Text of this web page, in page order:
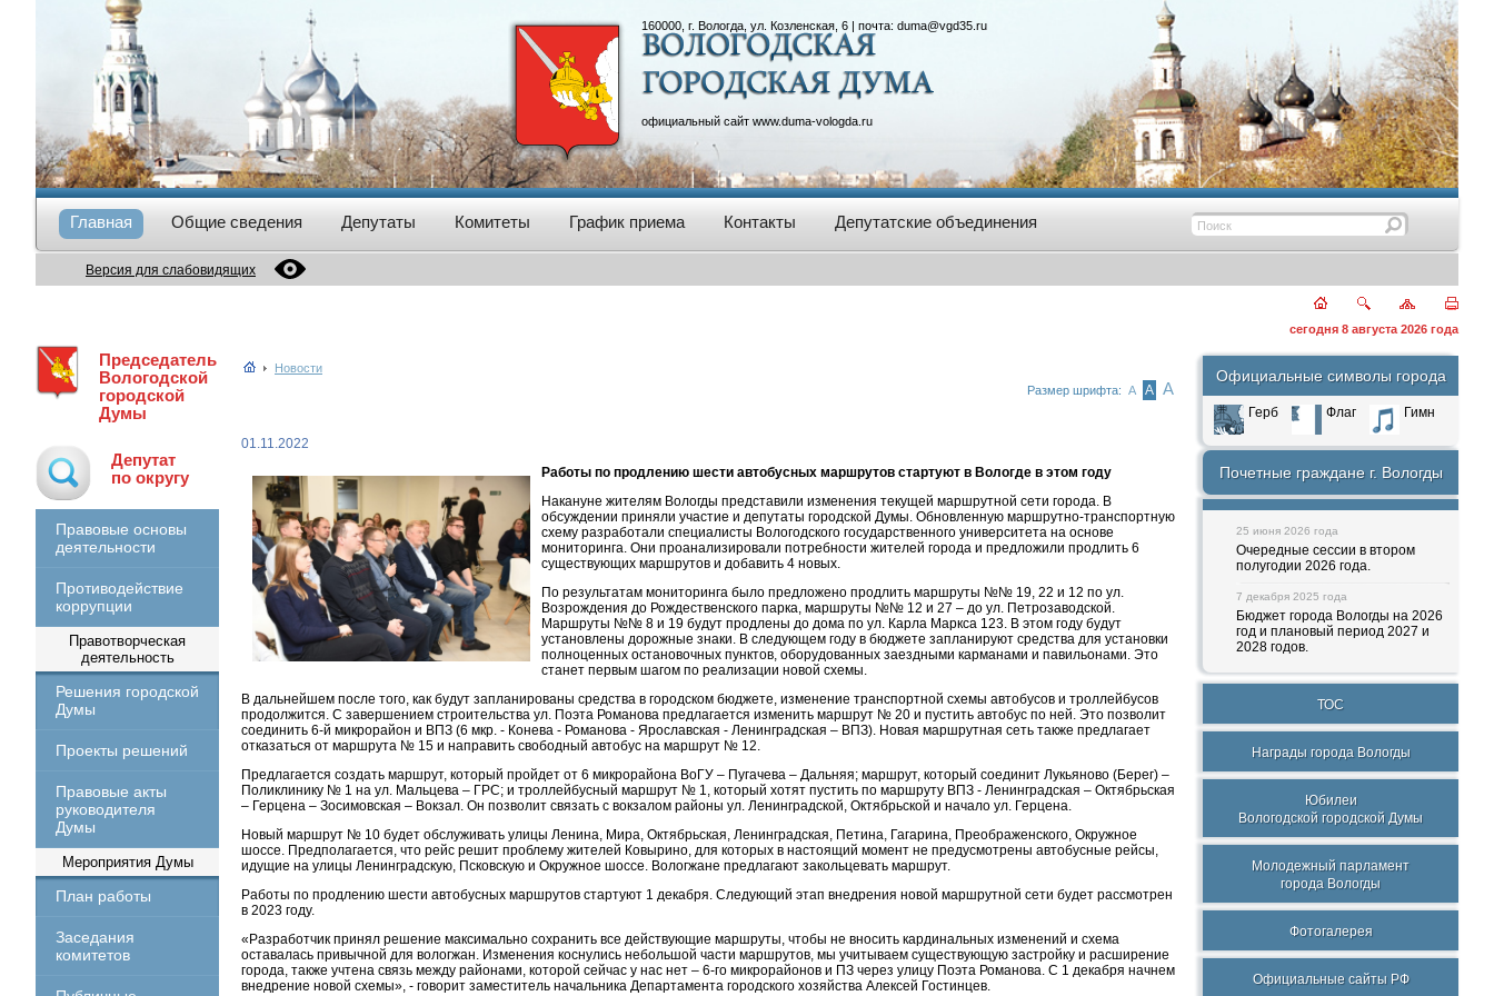
160000, г. Вологда, ул. Козленская, 6 | почта: duma@vgd35.ru
официальный сайт www.duma-vologda.ru
Главная Общие сведения Депутаты Комитеты График приема Контакты Депутатские объединения
Версия для слабовидящих
сегодня 8 августа 2026 года
Председатель
Вологодской
городской
Думы
Депутат
по округу
Правовые основы
деятельности
Противодействие
коррупции
Правотворческая
деятельность
Решения городской
Думы
Проекты решений
Правовые акты
руководителя
Думы
Мероприятия Думы
План работы
Заседания
комитетов
Новости
Размер шрифта: А А А
01.11.2022
Работы по продлению шести автобусных маршрутов стартуют в Вологде в этом году
Накануне жителям Вологды представили изменения текущей маршрутной сети города. В
обсуждении приняли участие и депутаты городской Думы. Обновленную маршрутно-транспортную
схему разработали специалисты Вологодского государственного университета на основе
мониторинга. Они проанализировали потребности жителей города и предложили продлить 6
существующих маршрутов и добавить 4 новых.
По результатам мониторинга было предложено продлить маршруты №№ 19, 22 и 12 по ул.
Возрождения до Рождественского парка, маршруты №№ 12 и 27 – до ул. Петрозаводской.
Маршруты №№ 8 и 19 будут продлены до дома по ул. Карла Маркса 123. В этом году будут
установлены дорожные знаки. В следующем году в бюджете запланируют средства для установки
полноценных остановочных пунктов, оборудованных заездными карманами и павильонами. Это
станет первым шагом по реализации новой схемы.
В дальнейшем после того, как будут запланированы средства в городском бюджете, изменение транспортной схемы автобусов и троллейбусов
продолжится. С завершением строительства ул. Поэта Романова предлагается изменить маршрут № 20 и пустить автобус по ней. Это позволит
соединить 6-й микрорайон и ВПЗ (6 мкр. - Конева - Романова - Ярославская - Ленинградская – ВПЗ). Новая маршрутная сеть также предлагает
отказаться от маршрута № 15 и направить свободный автобус на маршрут № 12.
Предлагается создать маршрут, который пройдет от 6 микрорайона ВоГУ – Пугачева – Дальняя; маршрут, который соединит Лукьяново (Берег) –
Поликлинику № 1 на ул. Мальцева – ГРС; и троллейбусный маршрут № 1, который хотят пустить по маршруту ВПЗ - Ленинградская – Октябрьская
– Герцена – Зосимовская – Вокзал. Он позволит связать с вокзалом районы ул. Ленинградской, Октябрьской и начало ул. Герцена.
Новый маршрут № 10 будет обслуживать улицы Ленина, Мира, Октябрьская, Ленинградская, Петина, Гагарина, Преображенского, Окружное
шоссе. Предполагается, что рейс решит проблему жителей Ковырино, для которых в настоящий момент не предусмотрены автобусные рейсы,
идущие на улицы Ленинградскую, Псковскую и Окружное шоссе. Вологжане предлагают закольцевать маршрут.
Работы по продлению шести автобусных маршрутов стартуют 1 декабря. Следующий этап внедрения новой маршрутной сети будет рассмотрен
в 2023 году.
«Разработчик принял решение максимально сохранить все действующие маршруты, чтобы не вносить кардинальных изменений и схема
оставалась привычной для вологжан. Изменения коснулись небольшой части маршрутов, мы учитываем существующую застройку и расширение
города, также учтена связь между районами, которой сейчас у нас нет – 6-го микрорайонов и ПЗ через улицу Поэта Романова. С 1 декабря начнем
внедрение новой схемы», - говорит заместитель начальника Департамента городского хозяйства Алексей Гостинцев.
Официальные символы города
Герб Флаг Гимн
Почетные граждане г. Вологды
25 июня 2026 года
Очередные сессии в втором
полугодии 2026 года.
7 декабря 2025 года
Бюджет города Вологды на 2026
год и плановый период 2027 и
2028 годов.
ТОС
Награды города Вологды
Юбилеи
Вологодской городской Думы
Молодежный парламент
города Вологды
Фотогалерея
Официальные сайты РФ